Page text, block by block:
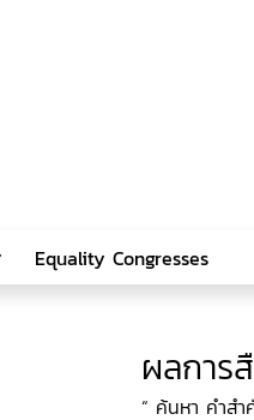
ผลการ
“ ค้นหา คำส